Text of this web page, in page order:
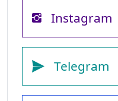
Instagram
Telegram